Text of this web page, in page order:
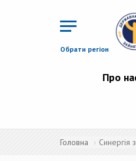
Обрати регіон
Про
Головна Синергія